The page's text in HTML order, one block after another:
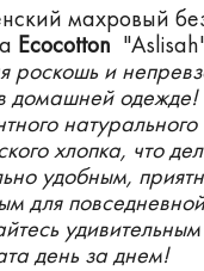
махровый
Ecocotton
роскошь и
домашней одежде!
натурального
хлопка, что
удобным,
для
день за днем!